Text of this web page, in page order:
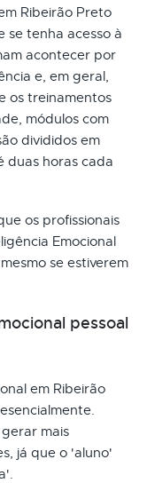
Ribeirão Preto
tenha acesso à
acontecer por
e, em geral,
os treinamentos
módulos com
divididos em
duas horas cada
os profissionais
Emocional
se estiverem
pessoal
em Ribeirão
mais
já que o 'aluno'